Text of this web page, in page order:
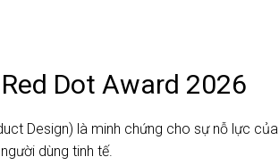
Dot Award 2026
Design) là minh chứng cho sự nỗ lực của
dùng tinh tế.